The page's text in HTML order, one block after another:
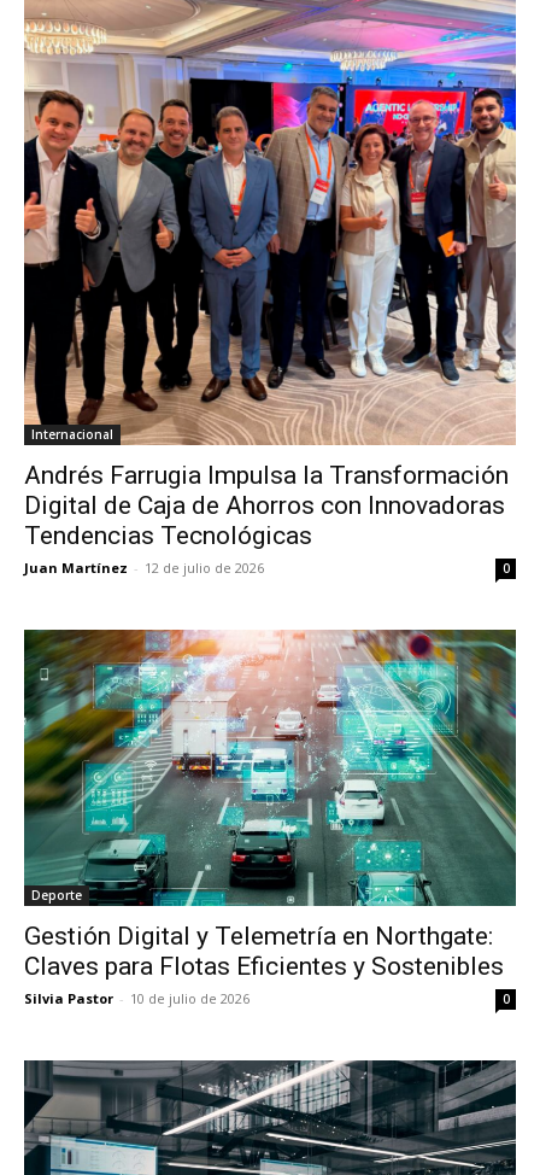
Internacional
Andrés Farrugia Impulsa la Transformación
Digital de Caja de Ahorros con Innovadoras
Tendencias Tecnológicas
Juan Martínez - 12 de julio de 2026 0
Deporte
Gestión Digital y Telemetría en Northgate:
Claves para Flotas Eficientes y Sostenibles
Silvia Pastor - 10 de julio de 2026 0